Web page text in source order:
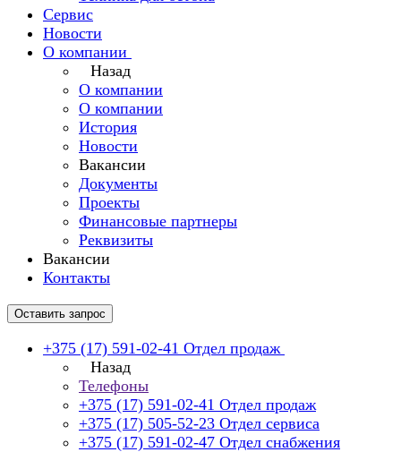
Сервис
Новости
О компании
Назад
О компании
О компании
История
Новости
Вакансии
Документы
Проекты
Финансовые партнеры
Реквизиты
Вакансии
Контакты
Оставить запрос
+375 (17) 591-02-41 Отдел продаж
Назад
Телефоны
+375 (17) 591-02-41 Отдел продаж
+375 (17) 505-52-23 Отдел сервиса
+375 (17) 591-02-47 Отдел снабжения